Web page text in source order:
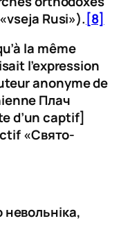
vseja Rusi»).[8]
la même
l’expression
anonyme de
Плач
d’un captif]
«Cвято-